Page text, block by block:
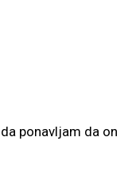
ponavljam da on